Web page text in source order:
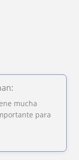
mucha
para